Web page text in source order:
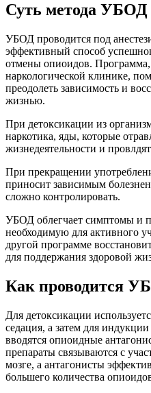
Суть метода УБОД
УБОД проводится под
эффективный способ
отмены опиоидов.
наркологической клинике,
преодолеть зависимость и
жизнью.
При детоксикации из
наркотика, яды, которые
жизнедеятельности и
При прекращении
приносит зависимым
сложно контролировать.
УБОД облегчает симптомы и
необходимую для активного
другой программе
для поддержания здоровой
Как проводится
Для детоксикации
седация, а затем для
вводятся опиоидные
препараты связываются с
мозге, а антагонисты
большего количества